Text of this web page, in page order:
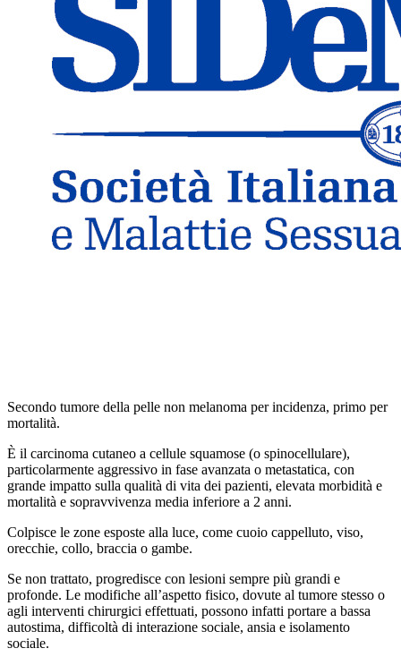
Secondo tumore della pelle non melanoma per incidenza, primo per
mortalità.
È il carcinoma cutaneo a cellule squamose (o spinocellulare),
particolarmente aggressivo in fase avanzata o metastatica, con
grande impatto sulla qualità di vita dei pazienti, elevata morbidità e
mortalità e sopravvivenza media inferiore a 2 anni.
Colpisce le zone esposte alla luce, come cuoio cappelluto, viso,
orecchie, collo, braccia o gambe.
Se non trattato, progredisce con lesioni sempre più grandi e
profonde. Le modifiche all’aspetto fisico, dovute al tumore stesso o
agli interventi chirurgici effettuati, possono infatti portare a bassa
autostima, difficoltà di interazione sociale, ansia e isolamento
sociale.